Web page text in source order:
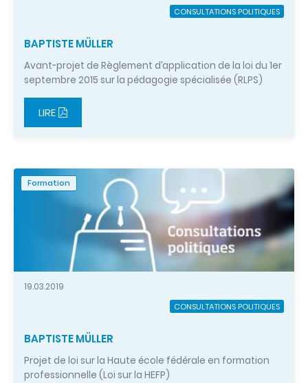
CONSULTATIONS POLITIQUES
BAPTISTE MÜLLER
Avant-projet de Règlement d’application de la loi du 1er
septembre 2015 sur la pédagogie spécialisée (RLPS)
LIRE
Formation
19.03.2019
CONSULTATIONS POLITIQUES
BAPTISTE MÜLLER
Projet de loi sur la Haute école fédérale en formation
professionnelle (Loi sur la HEFP)